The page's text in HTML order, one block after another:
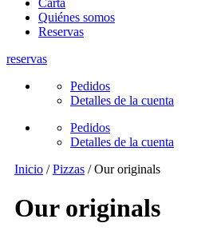
Carta
Quiénes somos
Reservas
reservas
Pedidos
Detalles de la cuenta
Pedidos
Detalles de la cuenta
Inicio /Pizzas / Our originals
Our originals